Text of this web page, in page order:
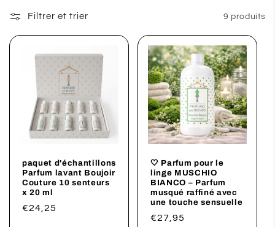
Filtrer et trier 9 produits
paquet d'échantillons
Parfum lavant Boujoir
Couture 10 senteurs
x 20 ml
Prix
€24,25
🤍 Parfum pour le
linge MUSCHIO
BIANCO – Parfum
musqué raffiné avec
une touche sensuelle
Prix
€27,95